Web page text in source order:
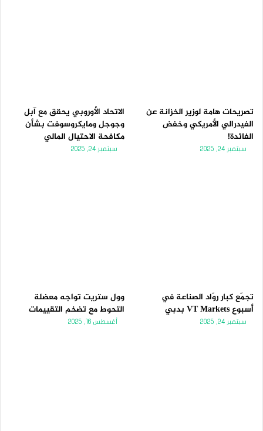
تصريحات هامة لوزير الخزانة عن
الفيدرالي الأمريكي وخفض
الفائدة!
سبتمبر 24, 2025
الاتحاد الأوروبي يحقق مع آبل
وجوجل ومايكروسوفت بشأن
مكافحة الاحتيال المالي
سبتمبر 24, 2025
تجمّع كبار روّاد الصناعة في
أسبوع VT Markets بدبي
سبتمبر 24, 2025
وول ستريت تواجه معضلة
التحوط مع تضخم التقييمات
أغسطس 16, 2025